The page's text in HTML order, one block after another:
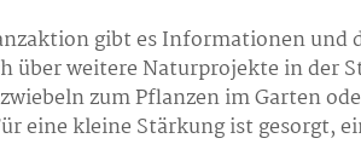
gibt es Informationen und
über weitere Naturprojekte in der
zum Pflanzen im Garten
eine kleine Stärkung ist gesorgt,